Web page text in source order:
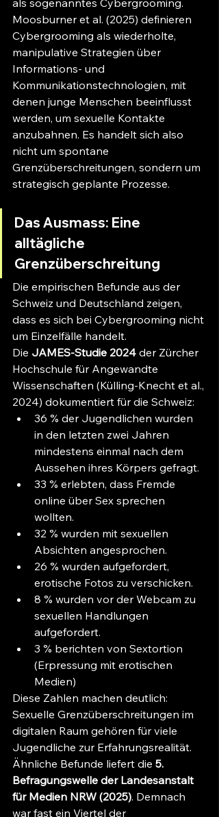
Moosburner et al. (2025) definieren
Cybergrooming als wiederholte,
manipulative Strategien über
Informations- und
Kommunikationstechnologien, mit
denen junge Menschen beeinflusst
werden, um sexuelle Kontakte
anzubahnen. Es handelt sich also
nicht um spontane
Grenzüberschreitungen, sondern um
strategisch geplante Prozesse.
Das Ausmass: Eine
alltägliche
Grenzüberschreitung
Die empirischen Befunde aus der
Schweiz und Deutschland zeigen,
dass es sich bei Cybergrooming nicht
um Einzelfälle handelt.
Die JAMES-Studie 2024 der Zürcher
Hochschule für Angewandte
Wissenschaften (Külling-Knecht et al.,
2024) dokumentiert für die Schweiz:
36 % der Jugendlichen wurden
in den letzten zwei Jahren
mindestens einmal nach dem
Aussehen ihres Körpers gefragt.
33 % erlebten, dass Fremde
online über Sex sprechen
wollten.
32 % wurden mit sexuellen
Absichten angesprochen.
26 % wurden aufgefordert,
erotische Fotos zu verschicken.
8 % wurden vor der Webcam zu
sexuellen Handlungen
aufgefordert.
3 % berichten von Sextortion
(Erpressung mit erotischen
Medien)
Diese Zahlen machen deutlich:
Sexuelle Grenzüberschreitungen im
digitalen Raum gehören für viele
Jugendliche zur Erfahrungsrealität.
Ähnliche Befunde liefert die 5.
Befragungswelle der Landesanstalt
für Medien NRW (2025). Demnach
war fast ein Viertel der